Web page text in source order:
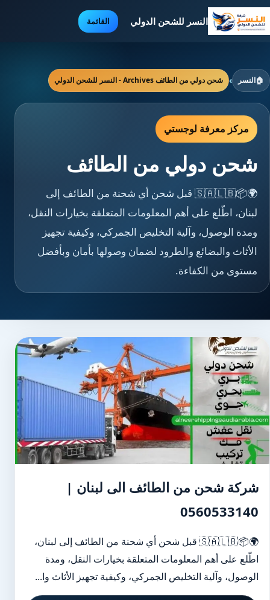
النسر للشحن الدولي القائمة
🏠النسر › شحن دولي من الطائف Archives - النسر للشحن الدولي
مركز معرفة لوجستي
شحن دولي من الطائف
🌍📦🇸🇦🇱🇧 قبل شحن أي شحنة من الطائف إلى
لبنان، اطّلع على أهم المعلومات المتعلقة بخيارات النقل،
ومدة الوصول، وآلية التخليص الجمركي، وكيفية تجهيز
الأثاث والبضائع والطرود لضمان وصولها بأمان وبأفضل
مستوى من الكفاءة.
شركة شحن من الطائف الى لبنان |
0560533140
🌍📦🇸🇦🇱🇧 قبل شحن أي شحنة من الطائف إلى لبنان،
اطّلع على أهم المعلومات المتعلقة بخيارات النقل، ومدة
الوصول، وآلية التخليص الجمركي، وكيفية تجهيز الأثاث وا...